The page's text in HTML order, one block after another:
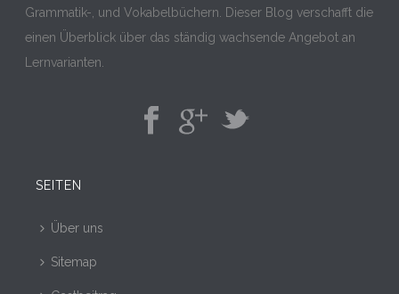
Grammatik-, und Vokabelbüchern. Dieser Blog verschafft die
einen Überblick über das ständig wachsende Angebot an
Lernvarianten.
SEITEN
Über uns
Sitemap